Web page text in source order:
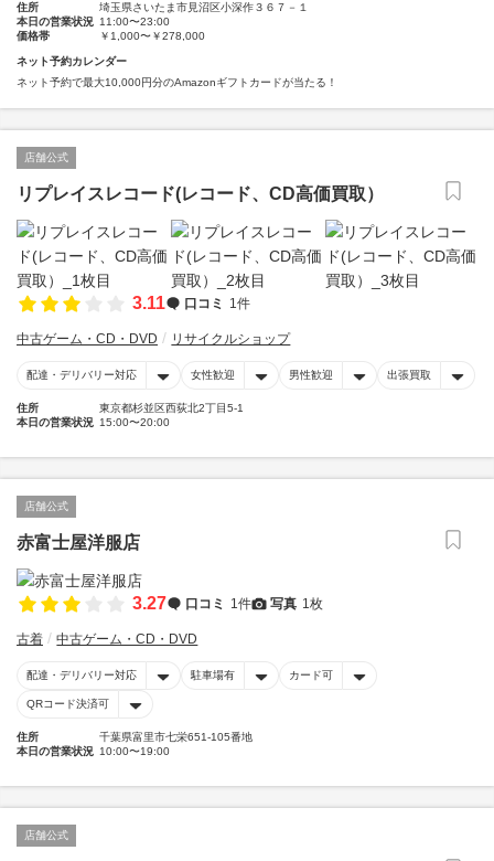
住所
埼玉県さいたま市見沼区小深作３６７－１
本日の営業状況 11:00〜23:00
価格帯
￥1,000〜￥278,000
ネット予約カレンダー
ネット予約で最大10,000円分のAmazonギフトカードが当たる！
店舗公式
リプレイスレコード(レコード、CD高価買取）
3.11 口コミ 1件
中古ゲーム・CD・DVD リサイクルショップ
配達・デリバリー対応 女性歓迎 男性歓迎 出張買取
住所
東京都杉並区西荻北2丁目5-1
本日の営業状況 15:00〜20:00
店舗公式
赤富士屋洋服店
3.27 口コミ 1件 写真 1枚
古着 中古ゲーム・CD・DVD
配達・デリバリー対応 駐車場有 カード可
QRコード決済可
住所
千葉県富里市七栄651-105番地
本日の営業状況 10:00〜19:00
店舗公式